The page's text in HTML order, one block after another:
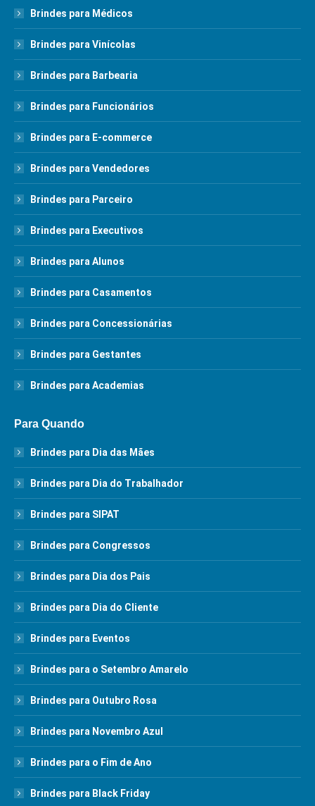
Brindes para Médicos
Brindes para Vinícolas
Brindes para Barbearia
Brindes para Funcionários
Brindes para E-commerce
Brindes para Vendedores
Brindes para Parceiro
Brindes para Executivos
Brindes para Alunos
Brindes para Casamentos
Brindes para Concessionárias
Brindes para Gestantes
Brindes para Academias
Para Quando
Brindes para Dia das Mães
Brindes para Dia do Trabalhador
Brindes para SIPAT
Brindes para Congressos
Brindes para Dia dos Pais
Brindes para Dia do Cliente
Brindes para Eventos
Brindes para o Setembro Amarelo
Brindes para Outubro Rosa
Brindes para Novembro Azul
Brindes para o Fim de Ano
Brindes para Black Friday